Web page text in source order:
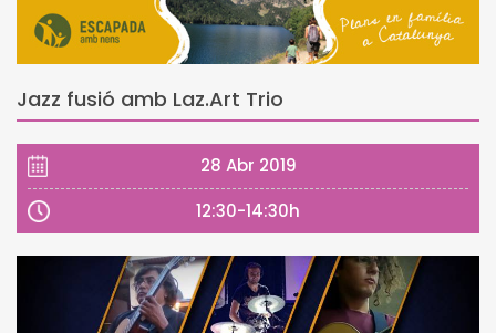
Jazz fusió amb Laz.Art Trio
28 Abr 2019
12:30-14:30h